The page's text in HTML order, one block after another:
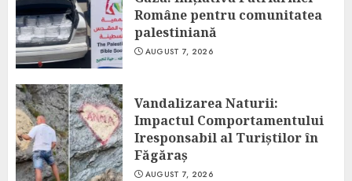
Române pentru comunitatea
palestiniană
AUGUST 7, 2026
Vandalizarea Naturii:
Impactul Comportamentului
Iresponsabil al Turiștilor în
Făgăraș
AUGUST 7, 2026